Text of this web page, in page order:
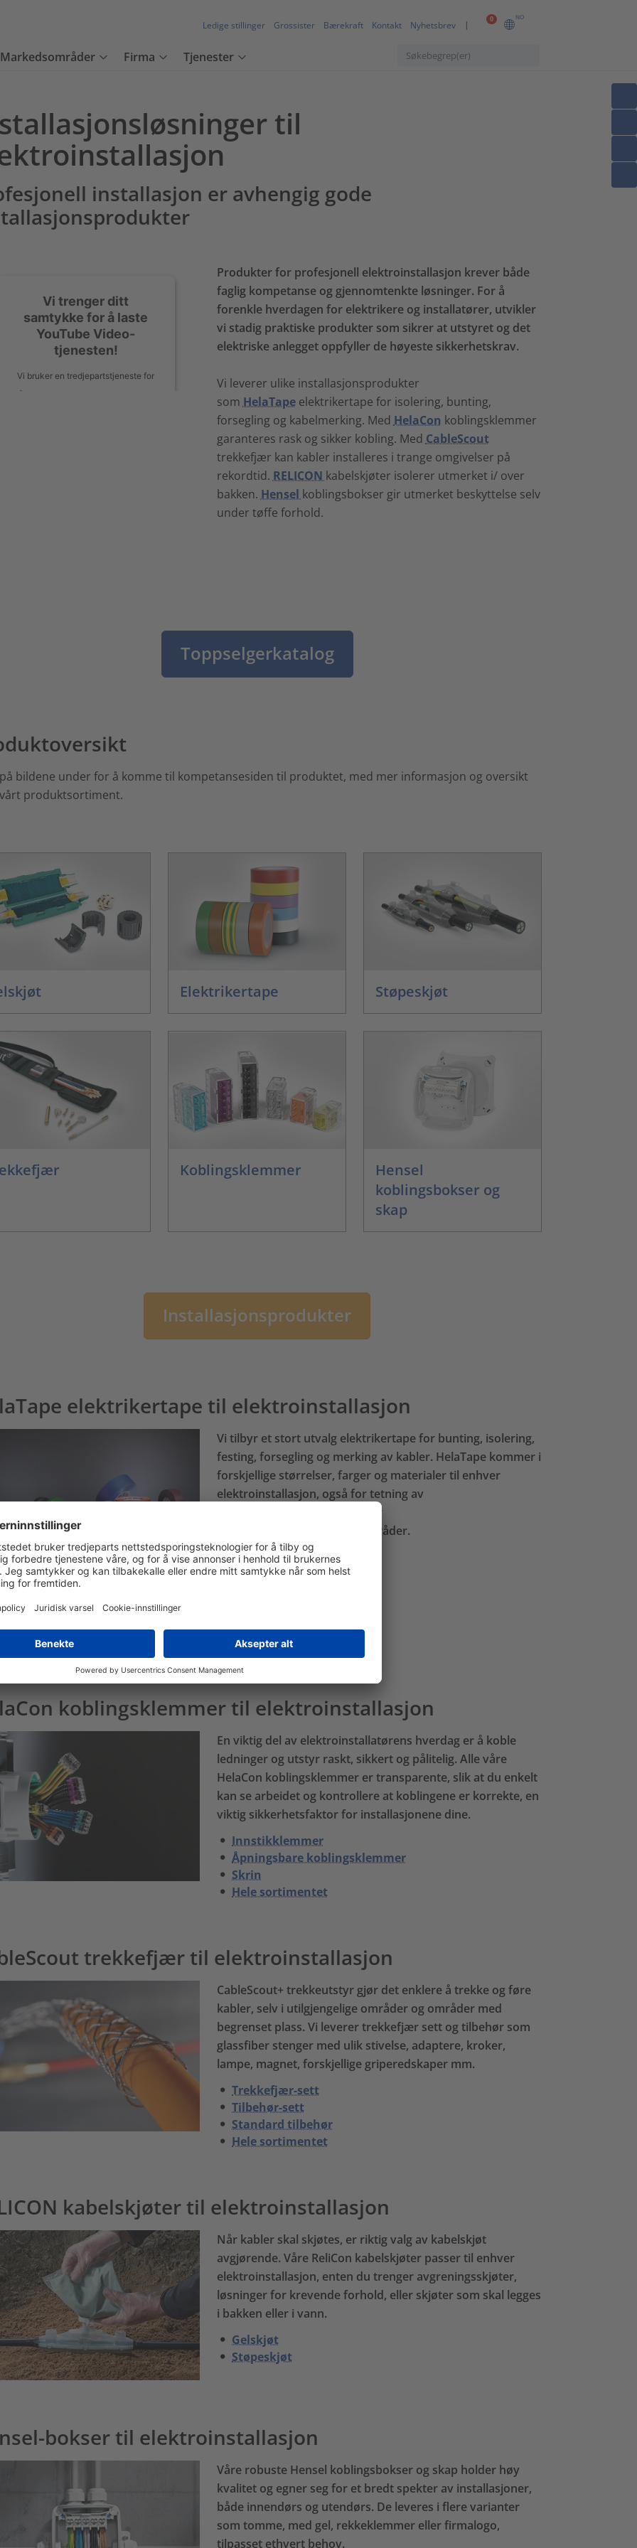
0 NO
Ledige stillinger Grossister Bærekraft Kontakt Nyhetsbrev
Markedsområder Firma Tjenester
til
installasjon er avhengig gode
Vi trenger ditt
samtykke for å laste
YouTube Video-
tjenesten!
Vi bruker en tredjepartstjeneste for
å bygge inn videoinnhold som kan
Produkter for profesjonell elektroinstallasjon krever både
faglig kompetanse og gjennomtenkte løsninger. For å
forenkle hverdagen for elektrikere og installatører, utvikler
vi stadig praktiske produkter som sikrer at utstyret og det
elektriske anlegget oppfyller de høyeste sikkerhetskrav.
Vi leverer ulike installasjonsprodukter
som HelaTapeelektrikertape for isolering, bunting,
forsegling og kabelmerking. Med HelaCon koblingsklemmer
garanteres rask og sikker kobling. Med CableScout
trekkefjær kan kabler installeres i trange omgivelser på
rekordtid. RELICON kabelskjøter isolerer utmerket i/ over
bakken. Hensel koblingsbokser gir utmerket beskyttelse selv
under tøffe forhold.
Toppselgerkatalog
bildene under for å komme til kompetansesiden til produktet, med mer informasjon og oversikt
produktsortiment.
Elektrikertape Støpeskjøt
Koblingsklemmer
Hensel
koblingsbokser og
skap
Installasjonsprodukter
elektrikertape til elektroinstallasjon
Vi tilbyr et stort utvalg elektrikertape for bunting, isolering,
festing, forsegling og merking av kabler. HelaTape kommer i
forskjellige størrelser, farger og materialer til enhver
elektroinstallasjon, også for tetning av
utsatte koblingspunkter og for
å tydeliggjøre installasjonsområder.
Standard PVC tape
Allværstape
Hele sortimentet
koblingsklemmer til elektroinstallasjon
En viktig del av elektroinstallatørens hverdag er å koble
ledninger og utstyr raskt, sikkert og pålitelig. Alle våre
HelaCon koblingsklemmer er transparente, slik at du enkelt
kan se arbeidet og kontrollere at koblingene er korrekte, en
viktig sikkerhetsfaktor for installasjonene dine.
Innstikklemmer
Åpningsbare koblingsklemmer
Skrin
Hele sortimentet
trekkefjær til elektroinstallasjon
CableScout+ trekkeutstyr gjør det enklere å trekke og føre
kabler, selv i utilgjengelige områder og områder med
begrenset plass. Vi leverer trekkefjær sett og tilbehør som
glassfiber stenger med ulik stivelse, adaptere, kroker,
lampe, magnet, forskjellige griperedskaper mm.
Trekkefjær-sett
Tilbehør-sett
Standard tilbehør
Hele sortimentet
kabelskjøter til elektroinstallasjon
Når kabler skal skjøtes, er riktig valg av kabelskjøt
avgjørende. Våre ReliCon kabelskjøter passer til enhver
elektroinstallasjon, enten du trenger avgreningsskjøter,
løsninger for krevende forhold, eller skjøter som skal legges
i bakken eller i vann.
Gelskjøt
Støpeskjøt
bokser til elektroinstallasjon
Våre robuste Hensel koblingsbokser og skap holder høy
kvalitet og egner seg for et bredt spekter av installasjoner,
både innendørs og utendørs. De leveres i flere varianter
som tomme, med gel, rekkeklemmer eller firmalogo,
tilpasset ethvert behov.